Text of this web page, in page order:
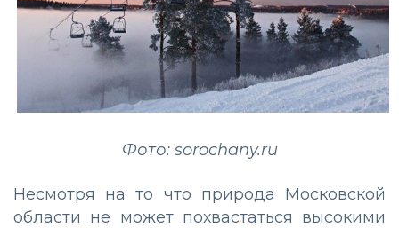
Фото: sorochany.ru
Несмотря на то что природа Московской
области не может похвастаться высокими